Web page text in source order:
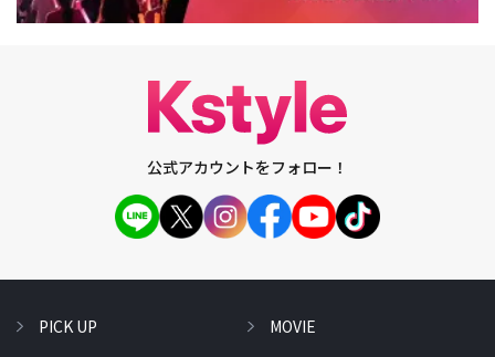
公式アカウントをフォロー！
PICK UP MOVIE